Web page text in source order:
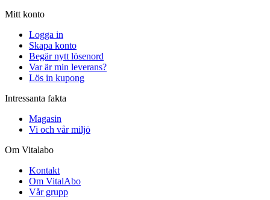
Mitt konto
Logga in
Skapa konto
Begär nytt lösenord
Var är min leverans?
Lös in kupong
Intressanta fakta
Magasin
Vi och vår miljö
Om Vitalabo
Kontakt
Om VitalAbo
Vår grupp